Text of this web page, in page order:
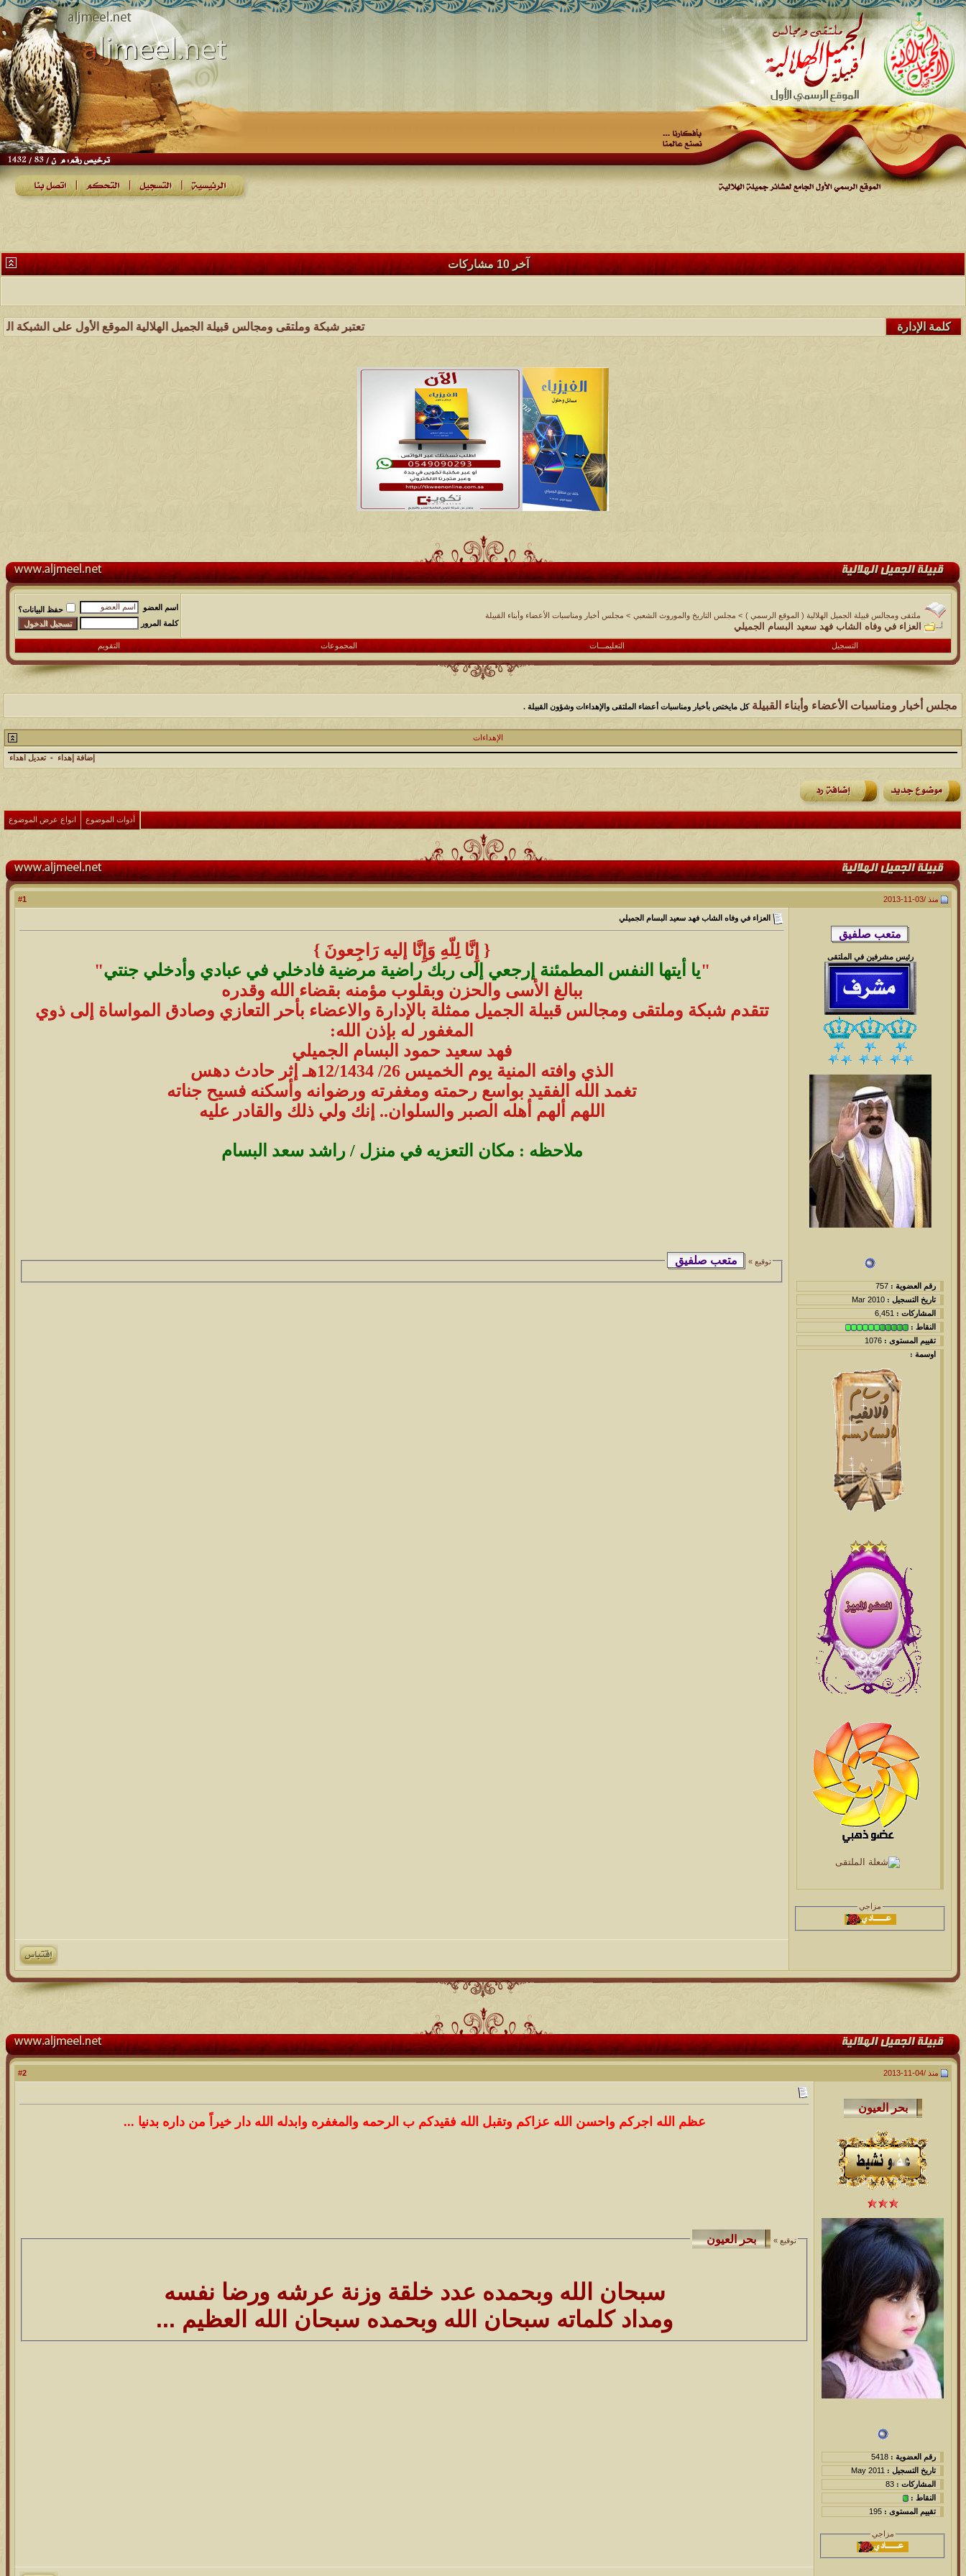
آخر 10 مشاركات
تعتبر شبكة وملتقى ومجالس قبيلة الجميل الهلالية الموقع الأول على الشبكة العنكبوتية كلمة الإدارة
ملتقى ومجالس قبيلة الجميل الهلالية ( الموقع الرسمي ) > مجلس التاريخ والموروث الشعبي > مجلس أخبار ومناسبات الأعضاء وأبناء القبيلة
العزاء في وفاه الشاب فهد سعيد البسام الجميلي
اسم العضو
حفظ البيانات؟
كلمة المرور
التسجيل التعليمـــات المجموعات التقويم
مجلس أخبار ومناسبات الأعضاء وأبناء القبيلة كل مايختص بأخبار ومناسبات أعضاء الملتقى والإهداءات وشؤون القبيلة .
الإهداءات
إضافة إهداء - تعديل اهداء
أدوات الموضوع انواع عرض الموضوع
منذ /03-11-2013
1
رئيس مشرفين في الملتقى
رقم العضوية : 757
تاريخ التسجيل : Mar 2010
المشاركات : 6,451
النقاط :
تقييم المستوى : 1076
اوسمة :
مزاجي
العزاء في وفاه الشاب فهد سعيد البسام الجميلي
{ إِنَّا لِلّهِ وَإِنَّا إليه رَاجِعونَ }
"يا أيتها النفس المطمئنة إرجعي إلى ربك راضية مرضية فادخلي في عبادي وأدخلي جنتي"
ببالغ الأسى والحزن وبقلوب مؤمنه بقضاء الله وقدره
تتقدم شبكة وملتقى ومجالس قبيلة الجميل ممثلة بالإدارة والاعضاء بأحر التعازي وصادق المواساة إلى ذوي
المغفور له بإذن الله:
فهد سعيد حمود البسام الجميلي
الذي وافته المنية يوم الخميس 26/ 12/1434هـ
إثر حادث دهس
تغمد الله الفقيد بواسع رحمته ومغفرته ورضوانه وأسكنه فسيح جناته
اللهم ألهم أهله الصبر والسلوان.. إنك ولي ذلك والقادر عليه
ملاحظه : مكان التعزيه في منزل / راشد سعد البسام
توقيع »
منذ /04-11-2013
2
رقم العضوية : 5418
تاريخ التسجيل : May 2011
المشاركات : 83
النقاط :
تقييم المستوى : 195
مزاجي
عظم الله اجركم واحسن الله عزاكم وتقبل الله فقيدكم ب الرحمه والمغفره وابدله الله دار خيراً من داره بدنيا ...
توقيع »
سبحان الله وبحمده عدد خلقة وزنة عرشه ورضا نفسه
ومداد كلماته سبحان الله وبحمده سبحان الله العظيم ...